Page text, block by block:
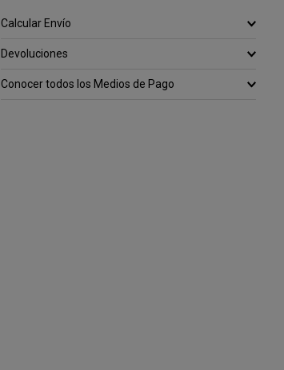
Calcular Envío
Devoluciones
Conocer todos los Medios de Pago